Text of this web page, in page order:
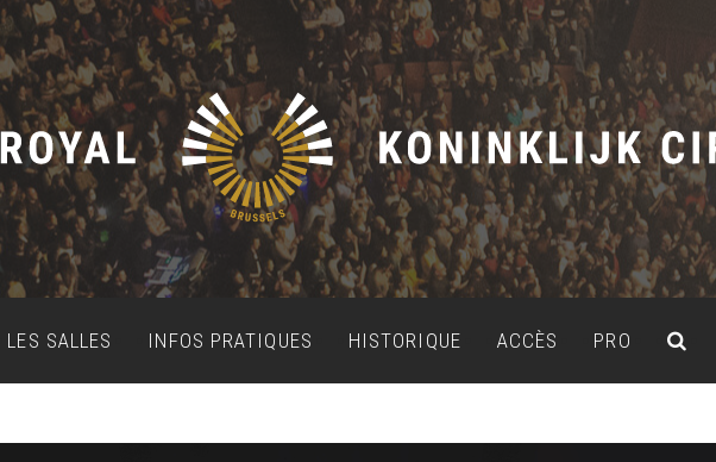
LES SALLES INFOS PRATIQUES HISTORIQUE ACCÈS PRO